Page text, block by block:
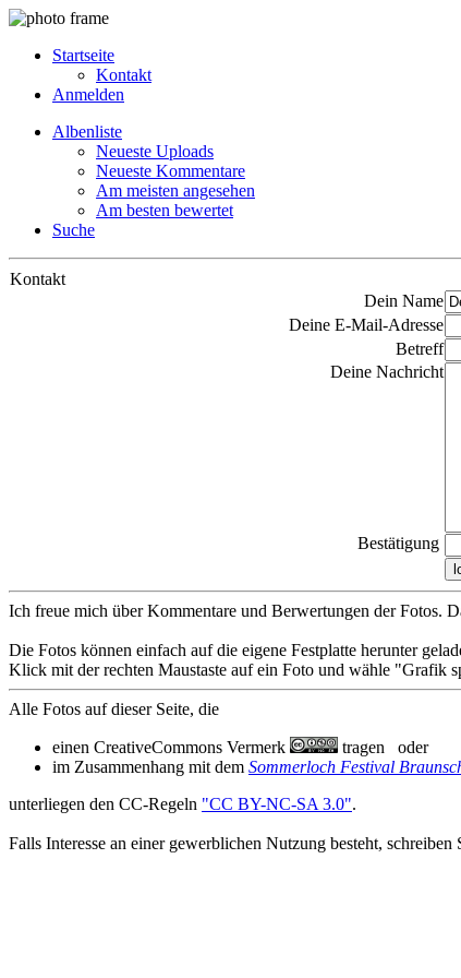
Startseite
Kontakt
Anmelden
Albenliste
Neueste Uploads
Neueste Kommentare
Am meisten angesehen
Am besten bewertet
Suche
Kontakt
Dein Name
Deine E-Mail-Adresse
Betreff
Deine Nachricht
Bestätigung
Ich freue mich über Kommentare und Berwertungen der Fotos.
Die Fotos können einfach auf die eigene Festplatte herunter
Klick mit der rechten Maustaste auf ein Foto und wähle "Grafik
Alle Fotos auf dieser Seite, die
einen CreativeCommons Vermerk
tragen oder
im Zusammenhang mit dem Sommerloch Festival
unterliegen den CC-Regeln "CC BY-NC-SA 3.0".
Falls Interesse an einer gewerblichen Nutzung besteht, schreiben